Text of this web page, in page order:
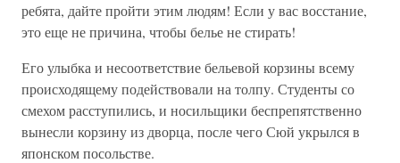
ребята, дайте пройти этим людям! Если у вас восстание,
это еще не причина, чтобы белье не стирать!
Его улыбка и несоответствие бельевой корзины всему
происходящему подействовали на толпу. Студенты со
смехом расступились, и носильщики беспрепятственно
вынесли корзину из дворца, после чего Сюй укрылся в
японском посольстве.